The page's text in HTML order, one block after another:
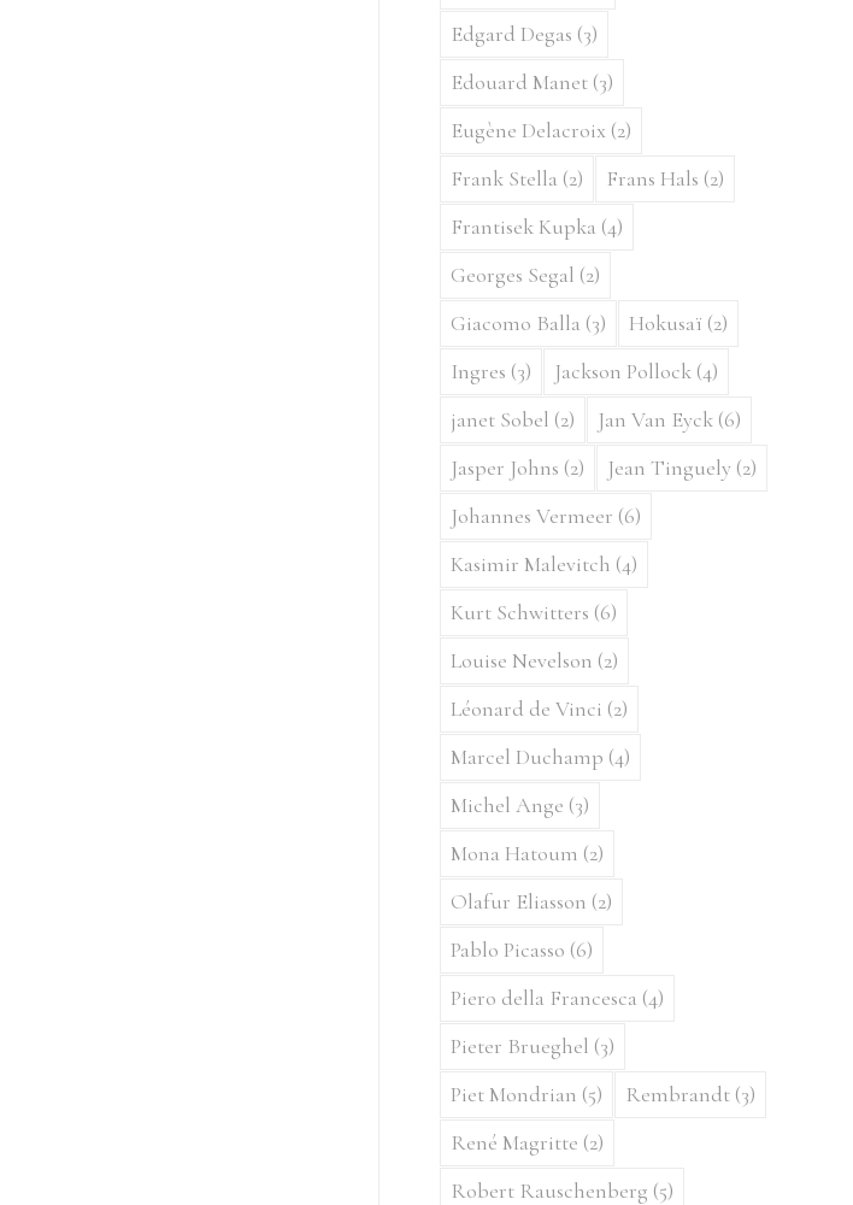
Edgard Degas (3)
Edouard Manet (3)
Eugène Delacroix (2)
Frank Stella (2) Frans Hals (2)
Frantisek Kupka (4)
Georges Segal (2)
Giacomo Balla (3) Hokusaï (2)
Ingres (3) Jackson Pollock (4)
janet Sobel (2) Jan Van Eyck (6)
Jasper Johns (2) Jean Tinguely (2)
Johannes Vermeer (6)
Kasimir Malevitch (4)
Kurt Schwitters (6)
Louise Nevelson (2)
Léonard de Vinci (2)
Marcel Duchamp (4)
Michel Ange (3)
Mona Hatoum (2)
Olafur Eliasson (2)
Pablo Picasso (6)
Piero della Francesca (4)
Pieter Brueghel (3)
Piet Mondrian (5) Rembrandt (3)
René Magritte (2)
Robert Rauschenberg (5)